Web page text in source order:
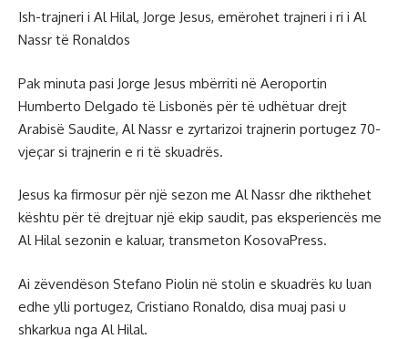
Ish-trajneri i Al Hilal, Jorge Jesus, emërohet trajneri i ri i Al
Nassr të Ronaldos
Pak minuta pasi Jorge Jesus mbërriti në Aeroportin
Humberto Delgado të Lisbonës për të udhëtuar drejt
Arabisë Saudite, Al Nassr e zyrtarizoi trajnerin portugez 70-
vjeçar si trajnerin e ri të skuadrës.
Jesus ka firmosur për një sezon me Al Nassr dhe rikthehet
kështu për të drejtuar një ekip saudit, pas eksperiencës me
Al Hilal sezonin e kaluar, transmeton KosovaPress.
Ai zëvendëson Stefano Piolin në stolin e skuadrës ku luan
edhe ylli portugez, Cristiano Ronaldo, disa muaj pasi u
shkarkua nga Al Hilal.